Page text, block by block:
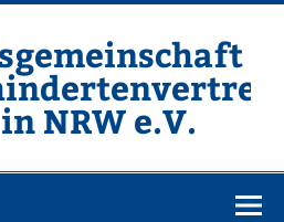
in NRW e.V.